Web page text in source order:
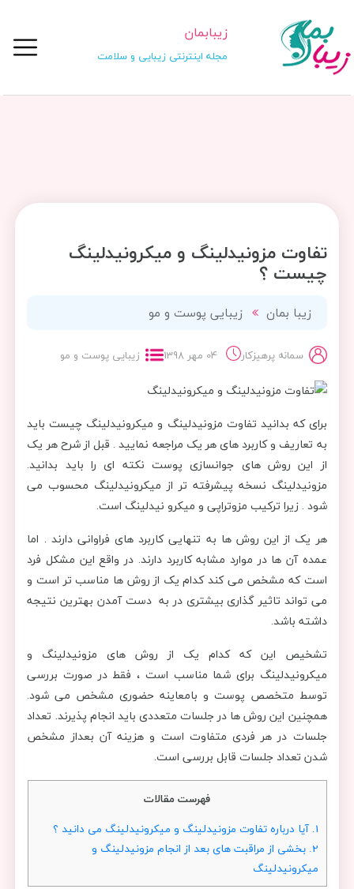
زیبابمان
مجله اینترنتی زیبایی و سلامت
تفاوت مزونیدلینگ و میکرونیدلینگ
چیست ؟
زیبا بمان زیبایی پوست و مو
سمانه پرهیزکار 04 مهر 1398 زیبایی پوست و مو
برای که بدانید تفاوت مزونیدلینگ و میکرونیدلینگ چیست باید
به تعاریف و کاربرد های هر یک مراجعه نمایید . قبل از شرح هر یک
از این روش های جوانسازی پوست نکته ای را باید بدانید.
مزونیدلینگ نسخه پیشرفته تر از میکرونیدلینگ محسوب می
شود . زیرا ترکیب مزوتراپی و میکرو نیدلینگ است.
هر یک از این روش ها به تنهایی کاربرد های فراوانی دارند . اما
عمده آن ها در موارد مشابه کاربرد دارند. در واقع این مشکل فرد
است که مشخص می کند کدام یک از روش ها مناسب تر است و
می تواند تاثیر گذاری بیشتری در به دست آمدن بهترین نتیجه
داشته باشد.
تشخیص این که کدام یک از روش های مزونیدلینگ و
میکرونیدلینگ برای شما مناسب است ، فقط در صورت بررسی
توسط متخصص پوست و بامعاینه حضوری مشخص می شود.
همچنین این روش ها در جلسات متعددی باید انجام پذیرند. تعداد
جلسات در هر فردی متفاوت است و هزینه آن بعداز مشخص
شدن تعداد جلسات قابل بررسی است.
فهرست مقالات
1. آیا درباره تفاوت مزونیدلینگ و میکرونیدلینگ می دانید ؟
2. بخشی از مراقبت های بعد از انجام مزونیدلینگ و
میکرونیدلینگ